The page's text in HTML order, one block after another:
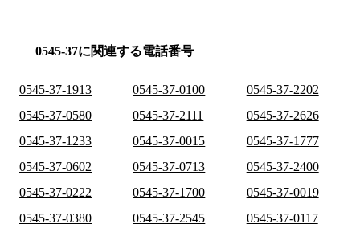
0545-37に関連する電話番号
0545-37-1913 0545-37-0100
0545-37-2202
0545-37-0580
0545-37-2111
0545-37-2626
0545-37-1233
0545-37-0015
0545-37-1777
0545-37-0602
0545-37-0713
0545-37-2400
0545-37-0222
0545-37-1700
0545-37-0019
0545-37-0380
0545-37-2545
0545-37-0117